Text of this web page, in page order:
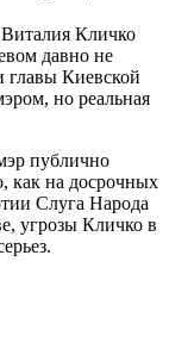
Кличко
давно не
главы Киевской
но реальная
публично
как на досрочных
Слуга Народа
угрозы Кличко в